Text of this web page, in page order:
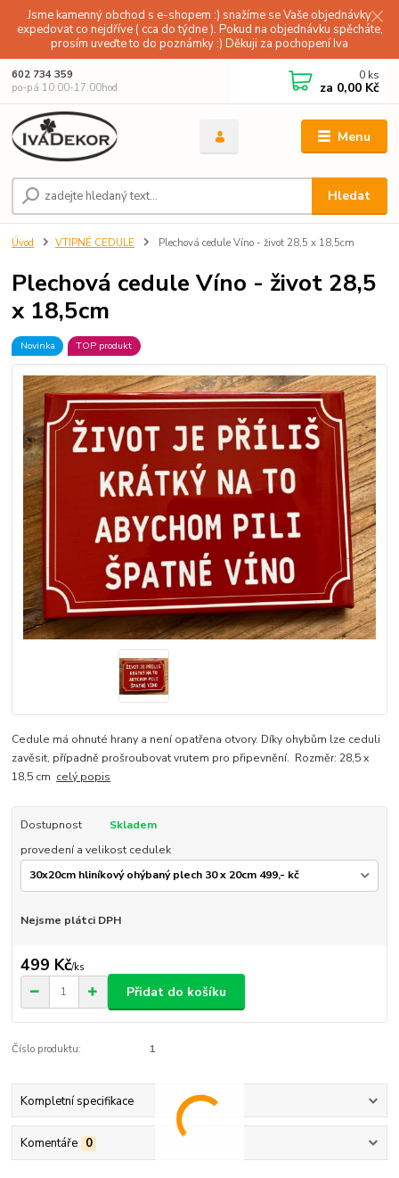
Jsme kamenný obchod s e-shopem :) snažíme se Vaše objednávky
expedovat co nejdříve ( cca do týdne ). Pokud na objednávku spěcháte,
prosím uveďte to do poznámky :) Děkuji za pochopení Iva
Menu
Hledat
602 734 359
po-pá 10.00-17.00hod
0 ks
za 0,00 Kč
Úvod VTIPNÉ CEDULE Plechová cedule Víno - život 28,5 x 18,5cm
Plechová cedule Víno - život 28,5
x 18,5cm
Novinka TOP produkt
Cedule má ohnuté hrany a není opatřena otvory. Díky ohybům lze ceduli
zavěsit, případně prošroubovat vrutem pro připevnění. Rozměr: 28,5 x
18,5 cm celý popis
Dostupnost
Skladem
provedení a velikost cedulek
Nejsme plátci DPH
499 Kč/ks
Přidat do košíku
Číslo produktu: 1
Kompletní specifikace
Komentáře 0